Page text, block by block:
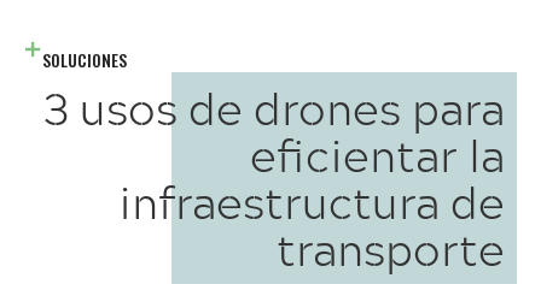
SOLUCIONES
3 usos de drones para
eficientar la
infraestructura de
transporte